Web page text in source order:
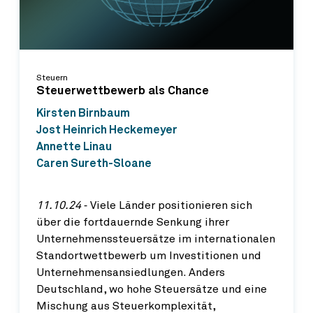
Steuern
Steuerwettbewerb als Chance
Kirsten Birnbaum
Jost Heinrich Heckemeyer
Annette Linau
Caren Sureth-Sloane
11.10.24‐ Viele Länder positionieren sich
über die fortdauernde Senkung ihrer
Unternehmenssteuersätze im internationalen
Standortwettbewerb um Investitionen und
Unternehmensansiedlungen. Anders
Deutschland, wo hohe Steuersätze und eine
Mischung aus Steuerkomplexität,